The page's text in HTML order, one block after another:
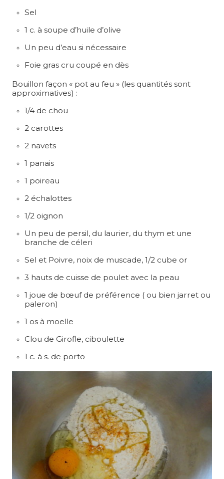
Sel
1 c. à soupe d’huile d’olive
Un peu d’eau si nécessaire
Foie gras cru coupé en dès
Bouillon façon « pot au feu » (les quantités sont
approximatives) :
1/4 de chou
2 carottes
2 navets
1 panais
1 poireau
2 échalottes
1/2 oignon
Un peu de persil, du laurier, du thym et une
branche de céleri
Sel et Poivre, noix de muscade, 1/2 cube or
3 hauts de cuisse de poulet avec la peau
1 joue de bœuf de préférence ( ou bien jarret ou
paleron)
1 os à moelle
Clou de Girofle, ciboulette
1 c. à s. de porto